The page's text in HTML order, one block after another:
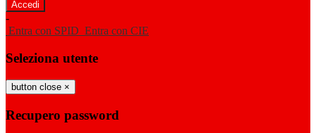
-
Entra con SPID Entra con CIE
Seleziona utente
button close ×
Recupero password